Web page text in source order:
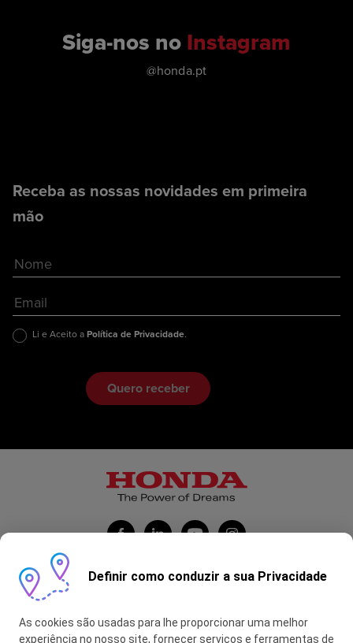
Siga-nos no Instagram
@honda.pt
Receba as nossas novidades em primeira
mão
Li e Aceito a Política de Privacidade.
Honda Portugal Automóveis
Contas Feitas
Definir como conduzir a sua Privacidade
As cookies são usadas para lhe proporcionar uma melhor
experiência no nosso site, fornecer serviços e ferramentas de